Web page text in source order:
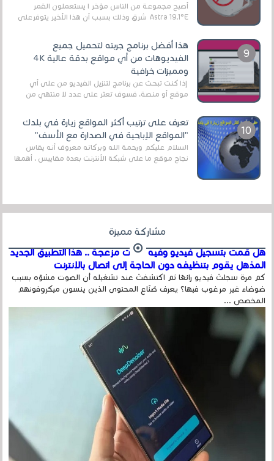
أصبح مجموعة من الناس مؤخر ا يستعملون القمر
Astra 19.1°E شرق وذلك بسبب أن هذا الأخير يتوفرعلى
هذا أفضل برنامج جربته لتحميل جميع
الفيديوهات من أي مواقع بدقة عالية 4K
ومميزات خرافية
إذا كنت تبحث عن برنامج لتنزيل الفيديو من على أي
موقع أو منصة، فسوف تعثر على عدد لا منتهي من
تعرف على ترتيب أكثر المواقع زيارة في بلدك
"المواقع الإباحية في الصدارة مع الأسف"
السلام عليكم ورحمة الله وبركاته معروف أنه يقاس
نجاح موقع ما على شبكة الأنترنت بعدة مقاييس ، أهمها
مشاركة مميزة
هل قمت بتسجيل فيديو وفيه أصوت مزعجة .. هذا التطبيق الجديد
المذهل يقوم بتنظيفه دون الحاجة إلى اتصال بالإنترنت
كم مرة سجلتَ فيديو رائعًا ثم اكتشفتَ عند تشغيله أن الصوت مشوّه بسبب
ضوضاء غير مرغوب فيها؟ يعرف صُنّاع المحتوى الذين ينسون ميكروفونهم
المخصص ...